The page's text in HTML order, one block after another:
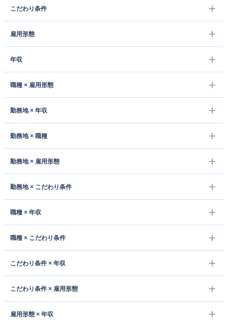
こだわり条件
雇用形態
年収
職種 × 雇用形態
勤務地 × 年収
勤務地 × 職種
勤務地 × 雇用形態
勤務地 × こだわり条件
職種 × 年収
職種 × こだわり条件
こだわり条件 × 年収
こだわり条件 × 雇用形態
雇用形態 × 年収